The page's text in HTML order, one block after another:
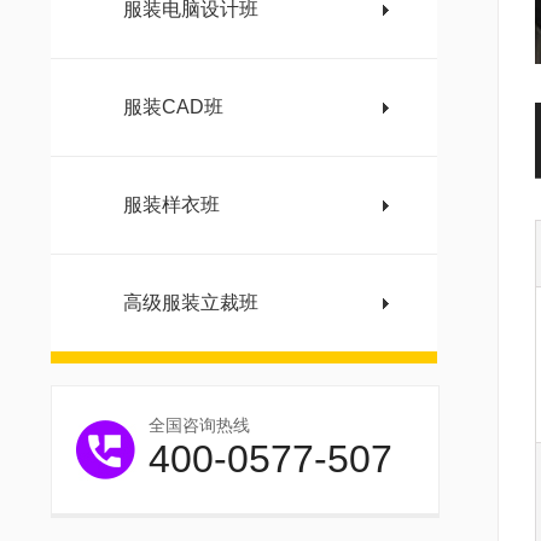
服装电脑设计班
服装CAD班
服装样衣班
高级服装立裁班
全国咨询热线
400-0577-507